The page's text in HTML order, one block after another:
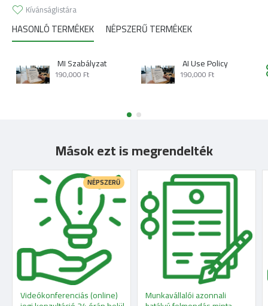
Kívánságlistára
HASONLÓ TERMÉKEK NÉPSZERŰ TERMÉKEK
MI Szabályzat
190,000 Ft
AI Use Policy
190,000 Ft
Mások ezt is megrendelték
NÉPSZERŰ
Videókonferenciás (online) Munkavállalói azonnali